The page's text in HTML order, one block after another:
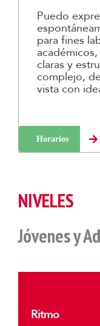
Puedo
para fines
claras y
complejo,
vista con
Horarios
NIVELES
Jóvenes y
Ritmo